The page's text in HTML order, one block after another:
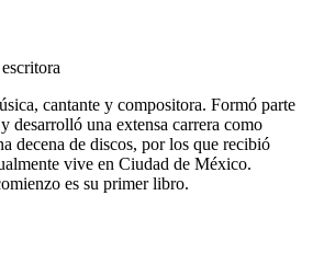
cantante y compositora. Formó parte
desarrolló una extensa carrera como
decena de discos, por los que recibió
vive en Ciudad de México.
es su primer libro.